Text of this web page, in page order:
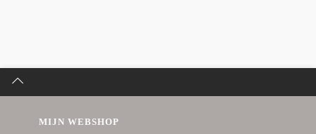
MIJN WEBSHOP